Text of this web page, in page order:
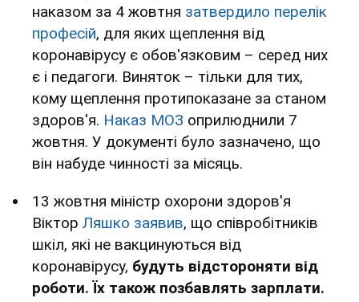
наказом за 4 жовтня затвердило перелік
професій, для яких щеплення від
коронавірусу є обов'язковим – серед них
є і педагоги. Виняток – тільки для тих,
кому щеплення протипоказане за станом
здоров'я. Наказ МОЗ оприлюднили 7
жовтня. У документі було зазначено, що
він набуде чинності за місяць.
13 жовтня міністр охорони здоров'я
Віктор Ляшко заявив, що співробітників
шкіл, які не вакцинуються від
коронавірусу, будуть відстороняти від
роботи. Їх також позбавлять зарплати.